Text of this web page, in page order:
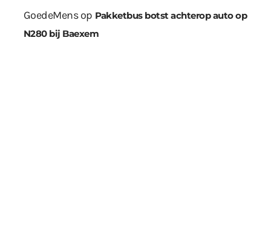
GoedeMensop Pakketbus botst achterop auto op
N280 bij Baexem